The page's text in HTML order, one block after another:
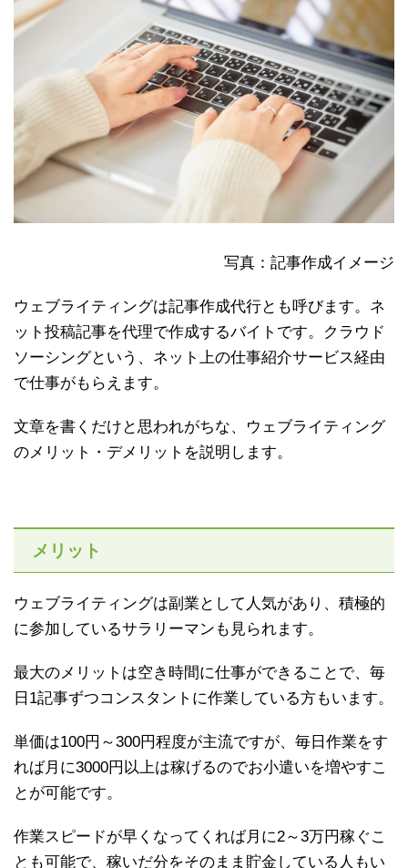
写真：記事作成イメージ
ウェブライティングは記事作成代行とも呼びます。ネ
ット投稿記事を代理で作成するバイトです。クラウド
ソーシングという、ネット上の仕事紹介サービス経由
で仕事がもらえます。
文章を書くだけと思われがちな、ウェブライティング
のメリット・デメリットを説明します。
メリット
ウェブライティングは副業として人気があり、積極的
に参加しているサラリーマンも見られます。
最大のメリットは空き時間に仕事ができることで、毎
日1記事ずつコンスタントに作業している方もいます。
単価は100円～300円程度が主流ですが、毎日作業をす
れば月に3000円以上は稼げるのでお小遣いを増やすこ
とが可能です。
作業スピードが早くなってくれば月に2～3万円稼ぐこ
とも可能で、稼いだ分をそのまま貯金している人もい